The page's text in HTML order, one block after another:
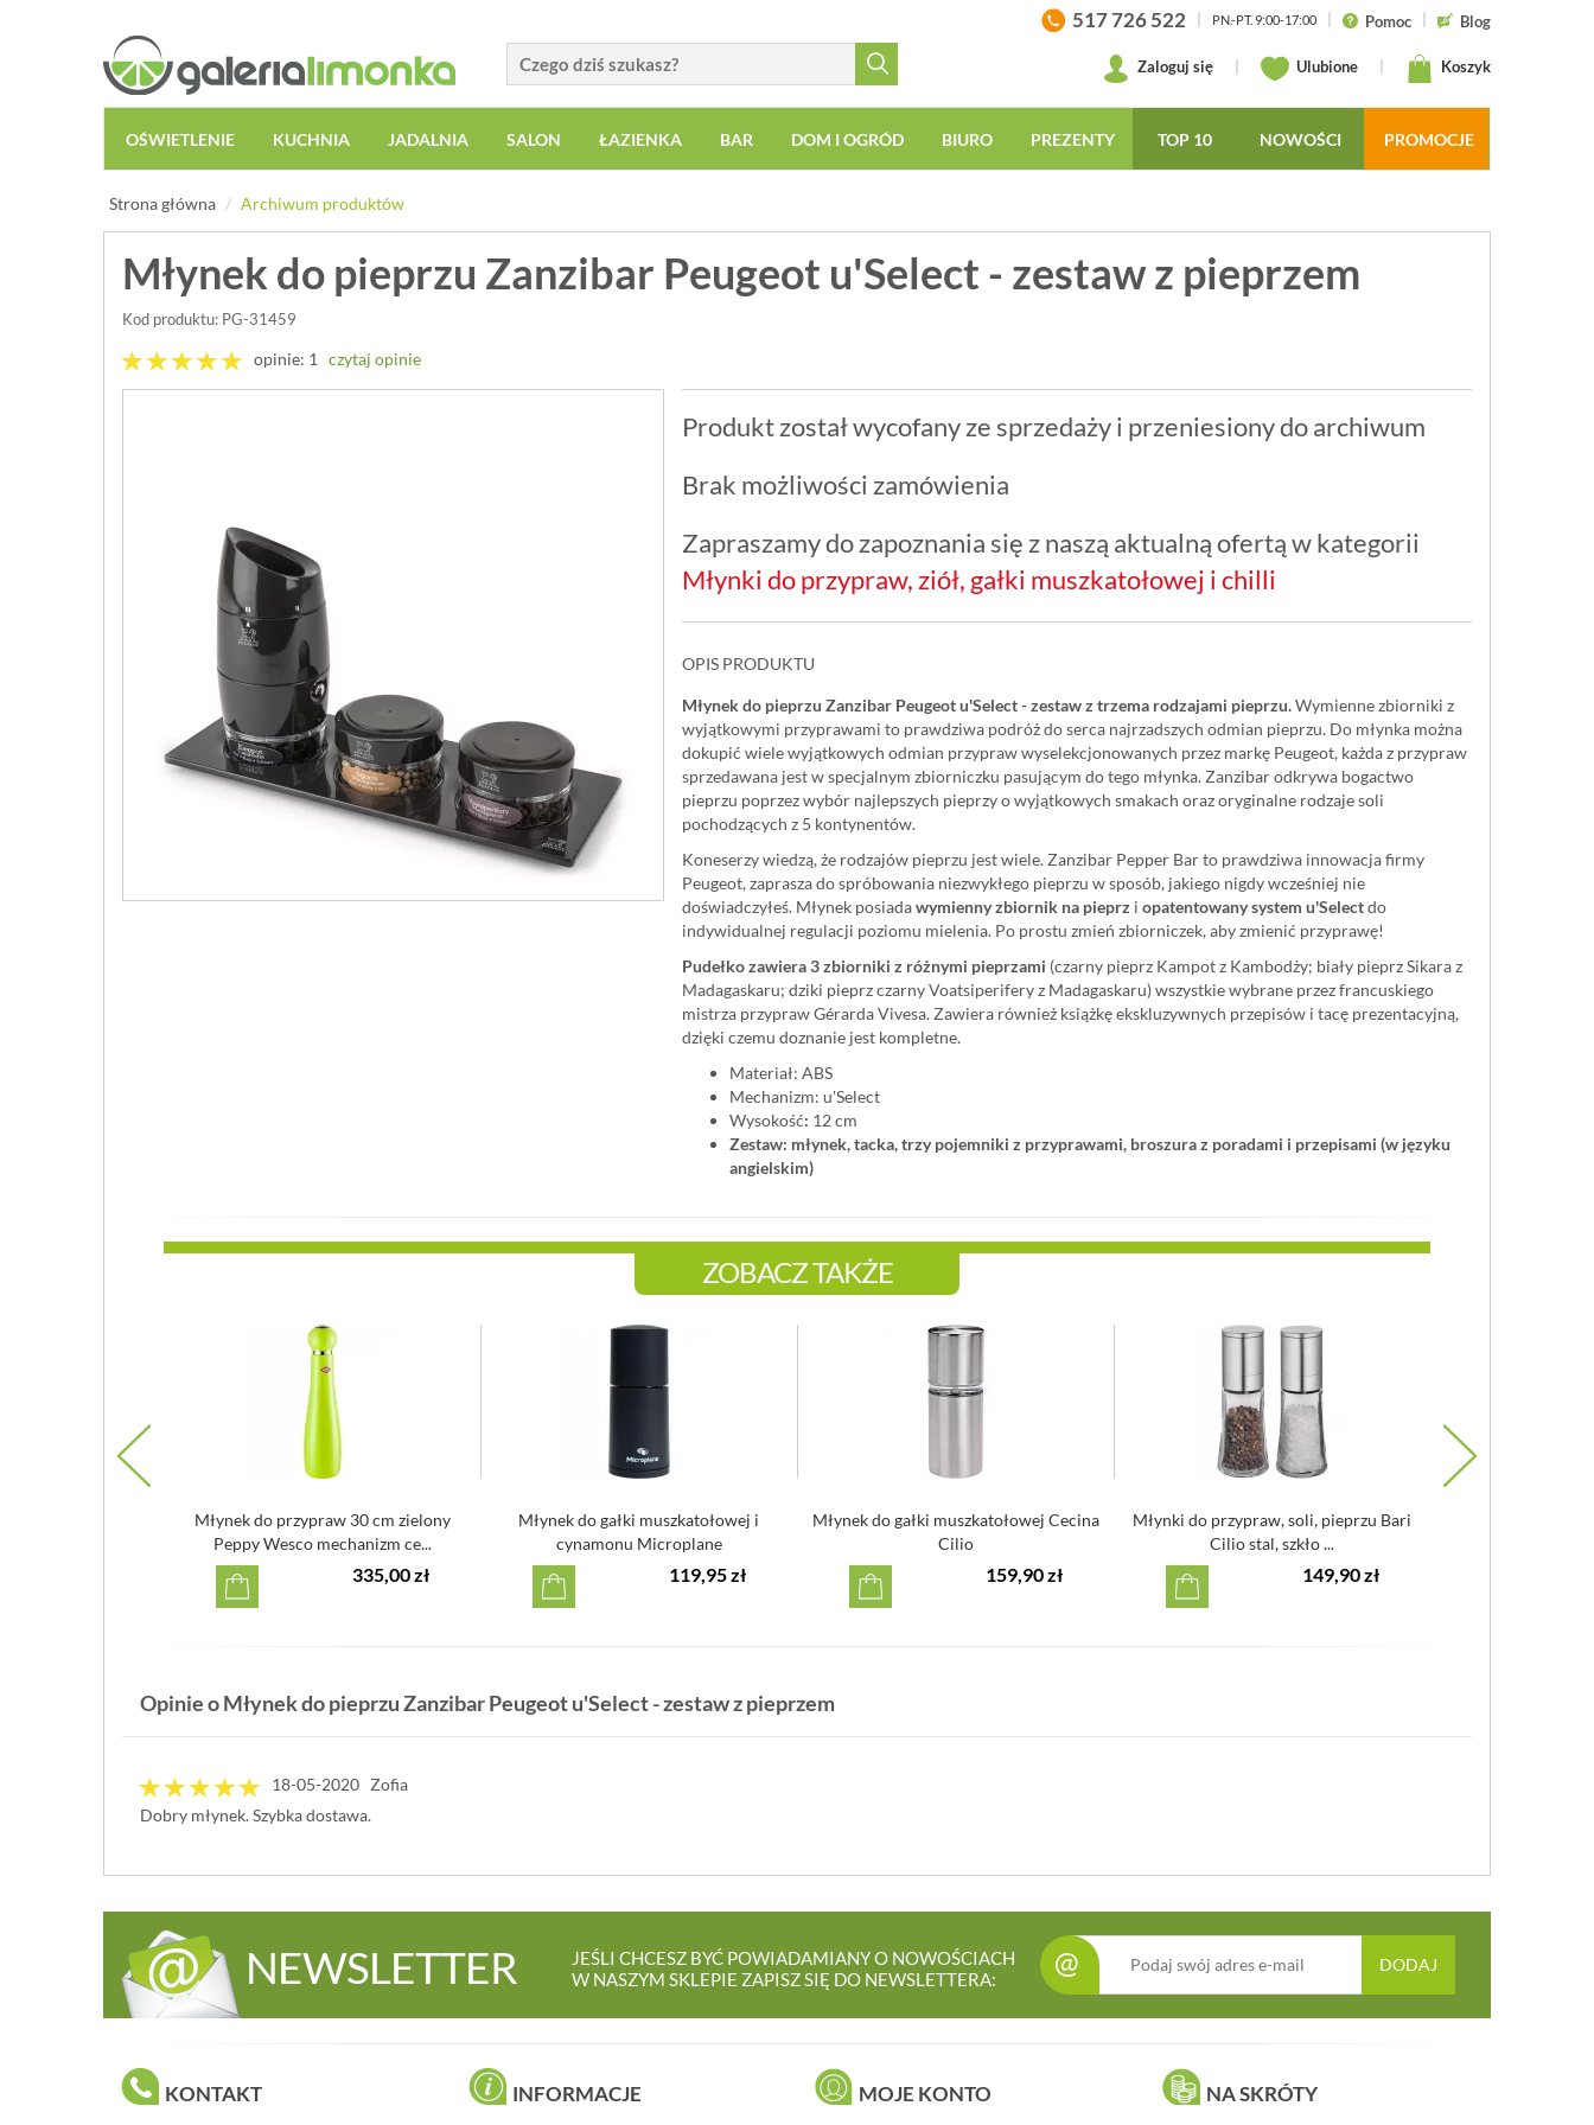
517 726 522 PN.-PT. 9:00-17:00 Pomoc Blog
Zaloguj się Ulubione Koszyk
OŚWIETLENIE KUCHNIA JADALNIA SALON ŁAZIENKA BAR DOM I OGRÓD BIURO PREZENTY TOP 10 NOWOŚCI PROMOCJE
Strona główna Archiwum produktów
Młynek do pieprzu Zanzibar Peugeot u'Select - zestaw z pieprzem
Kod produktu: PG-31459
opinie: 1 czytaj opinie
Produkt został wycofany ze sprzedaży i przeniesiony do archiwum
Brak możliwości zamówienia
Zapraszamy do zapoznania się z naszą aktualną ofertą w kategorii
Młynki do przypraw, ziół, gałki muszkatołowej i chilli
OPIS PRODUKTU
Młynek do pieprzu Zanzibar Peugeot u'Select - zestaw z trzema rodzajami pieprzu.Wymienne zbiorniki z
wyjątkowymi przyprawami to prawdziwa podróż do serca najrzadszych odmian pieprzu. Do młynka można
dokupić wiele wyjątkowych odmian przypraw wyselekcjonowanych przez markę Peugeot, każda z przypraw
sprzedawana jest w specjalnym zbiorniczku pasującym do tego młynka. Zanzibar odkrywa bogactwo
pieprzu poprzez wybór najlepszych pieprzy o wyjątkowych smakach oraz oryginalne rodzaje soli
pochodzących z 5 kontynentów.
Koneserzy wiedzą, że rodzajów pieprzu jest wiele. Zanzibar Pepper Bar to prawdziwa innowacja firmy
Peugeot, zaprasza do spróbowania niezwykłego pieprzu w sposób, jakiego nigdy wcześniej nie
doświadczyłeś. Młynek posiadawymienny zbiornik na pieprz i opatentowany system u'Selectdo
indywidualnej regulacji poziomu mielenia. Po prostu zmień zbiorniczek, aby zmienić przyprawę!
Pudełko zawiera 3 zbiorniki z różnymi pieprzami (czarny pieprz Kampot z Kambodży; biały pieprz Sikara z
Madagaskaru; dziki pieprz czarny Voatsiperifery z Madagaskaru) wszystkie wybrane przez francuskiego
mistrza przypraw Gérarda Vivesa. Zawiera również książkę ekskluzywnych przepisów i tacę prezentacyjną,
dzięki czemu doznanie jest kompletne.
Materiał: ABS
Mechanizm: u'Select
Wysokość: 12 cm
Zestaw: młynek, tacka, trzy pojemniki z przyprawami, broszura z poradami i przepisami (w języku
angielskim)
ZOBACZ TAKŻE
Młynek do przypraw 30 cm zielony
Peppy Wesco mechanizm ce...
335,00 zł
Młynek do gałki muszkatołowej i
cynamonu Microplane
119,95 zł
Młynek do gałki muszkatołowej Cecina
Cilio
159,90 zł
Młynki do przypraw, soli, pieprzu Bari
Cilio stal, szkło ...
149,90 zł
Opinie o Młynek do pieprzu Zanzibar Peugeot u'Select - zestaw z pieprzem
18-05-2020 Zofia
Dobry młynek. Szybka dostawa.
NEWSLETTER
JEŚLI CHCESZ BYĆ POWIADAMIANY O NOWOŚCIACH
W NASZYM SKLEPIE ZAPISZ SIĘ DO NEWSLETTERA:
@ DODAJ
KONTAKT INFORMACJE MOJE KONTO NA SKRÓTY